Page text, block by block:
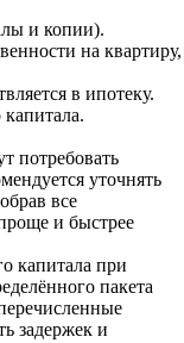
и копии).
на квартиру,
в ипотеку.
потребовать
уточнять
все
и быстрее
капитала при
пакета
задержек и